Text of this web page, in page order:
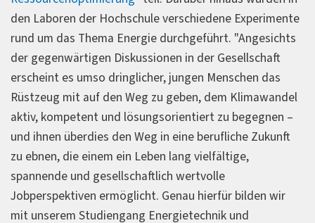
den Laboren der Hochschule verschiedene Experimente
rund um das Thema Energie durchgeführt. "Angesichts
der gegenwärtigen Diskussionen in der Gesellschaft
erscheint es umso dringlicher, jungen Menschen das
Rüstzeug mit auf den Weg zu geben, dem Klimawandel
aktiv, kompetent und lösungsorientiert zu begegnen –
und ihnen überdies den Weg in eine berufliche Zukunft
zu ebnen, die einem ein Leben lang vielfältige,
spannende und gesellschaftlich wertvolle
Jobperspektiven ermöglicht. Genau hierfür bilden wir
mit unserem Studiengang Energietechnik und